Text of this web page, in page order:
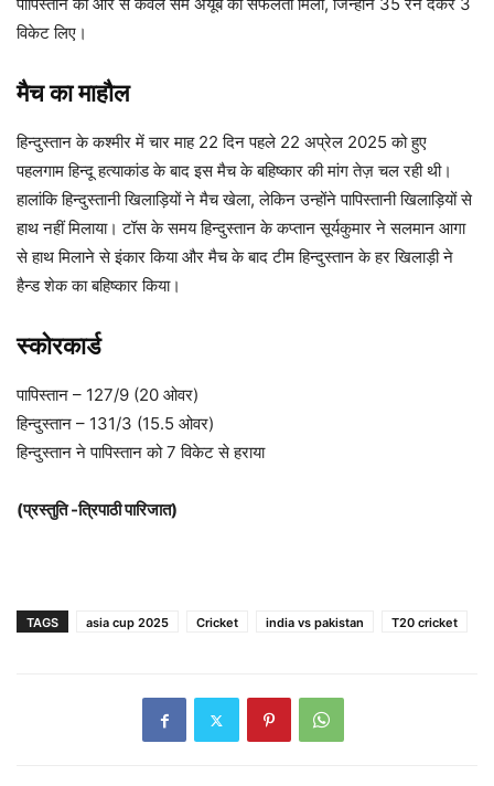
विकेट लिए।
मैच का माहौल
हिन्दुस्तान के कश्मीर में चार माह 22 दिन पहले 22 अप्रेल 2025 को हुए
पहलगाम हिन्दू हत्याकांड के बाद इस मैच के बहिष्कार की मांग तेज़ चल रही थी।
हालांकि हिन्दुस्तानी खिलाड़ियों ने मैच खेला, लेकिन उन्होंने पापिस्तानी खिलाड़ियों से
हाथ नहीं मिलाया। टॉस के समय हिन्दुस्तान के कप्तान सूर्यकुमार ने सलमान आगा
से हाथ मिलाने से इंकार किया और मैच के बाद टीम हिन्दुस्तान के हर खिलाड़ी ने
हैन्ड शेक का बहिष्कार किया।
स्कोरकार्ड
पापिस्तान – 127/9 (20 ओवर)
हिन्दुस्तान – 131/3 (15.5 ओवर)
हिन्दुस्तान ने पापिस्तान को 7 विकेट से हराया
(प्रस्तुति -त्रिपाठी पारिजात)
TAGS asia cup 2025 Cricket india vs pakistan T20 cricket